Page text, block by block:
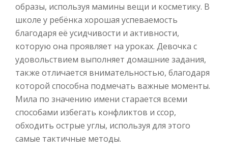
образы, используя мамины вещи и косметику. В
школе у ребёнка хорошая успеваемость
благодаря её усидчивости и активности,
которую она проявляет на уроках. Девочка с
удовольствием выполняет домашние задания,
также отличается внимательностью, благодаря
которой способна подмечать важные моменты.
Мила по значению имени старается всеми
способами избегать конфликтов и ссор,
обходить острые углы, используя для этого
самые тактичные методы.